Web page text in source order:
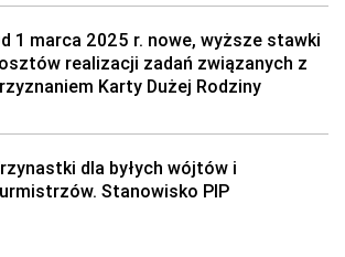
1 marca 2025 r. nowe, wyższe stawki
realizacji zadań związanych z
Karty Dużej Rodziny
dla byłych wójtów i
Stanowisko PIP